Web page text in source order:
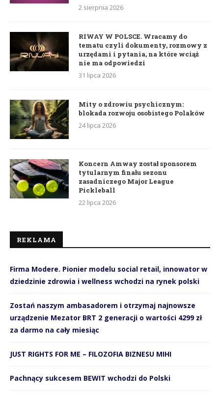
2 sierpnia 2026
RIWAY W POLSCE. Wracamy do
tematu czyli dokumenty, rozmowy z
urzędami i pytania, na które wciąż
nie ma odpowiedzi
31 lipca 2026
Mity o zdrowiu psychicznym:
blokada rozwoju osobistego Polaków
24 lipca 2026
Koncern Amway został sponsorem
tytularnym finału sezonu
zasadniczego Major League
Pickleball
22 lipca 2026
REKLAMA
Firma Modere. Pionier modelu social retail, innowator w
dziedzinie zdrowia i wellness wchodzi na rynek polski
Zostań naszym ambasadorem i otrzymaj najnowsze
urządzenie Mezator BRT 2 generacji o wartości 4299 zł
za darmo na cały miesiąc
JUST RIGHTS FOR ME – FILOZOFIA BIZNESU MIHI
Pachnący sukcesem BEWIT wchodzi do Polski